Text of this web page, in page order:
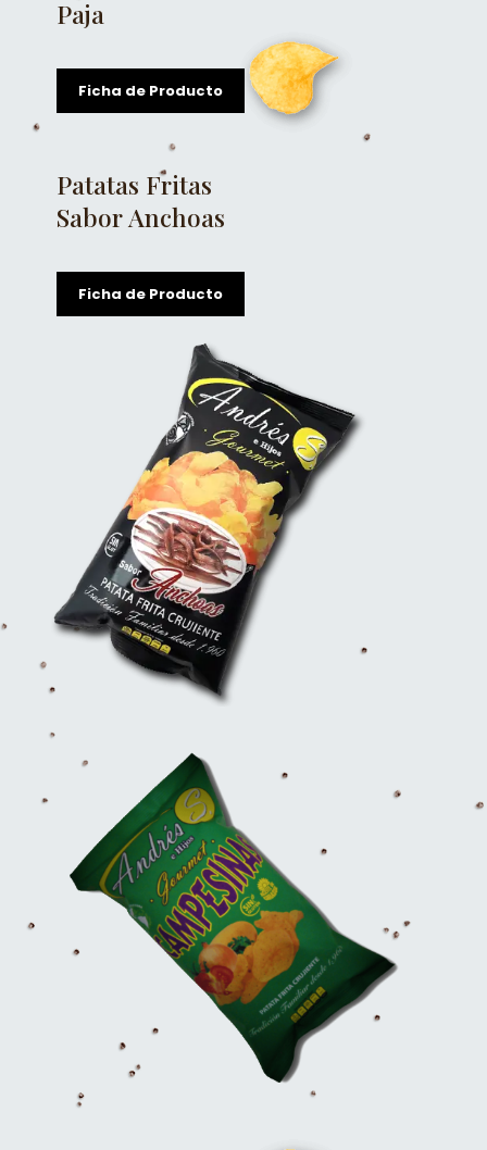
Paja
Ficha de Producto
Patatas Fritas
Sabor Anchoas
Ficha de Producto